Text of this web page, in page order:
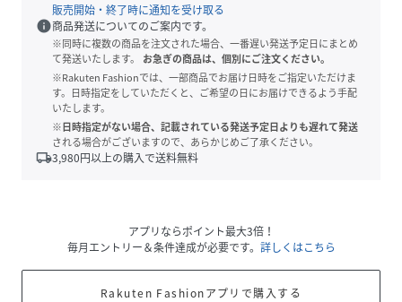
販売開始・終了時に通知を受け取る
info商品発送についてのご案内です。
※同時に複数の商品を注文された場合、一番遅い発送予定日にまとめ
て発送いたします。
お急ぎの商品は、個別にご注文ください。
※Rakuten Fashionでは、一部商品でお届け日時をご指定いただけま
す。日時指定をしていただくと、ご希望の日にお届けできるよう手配
いたします。
※日時指定がない場合、記載されている発送予定日よりも遅れて発送
される場合がございますので、あらかじめご了承ください。
local_shipping3,980円以上の購入で送料無料
アプリならポイント最大3倍！
毎月エントリー＆条件達成が必要です。 詳しくはこちら
Rakuten Fashionアプリで購入する